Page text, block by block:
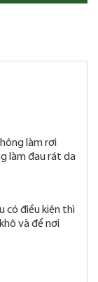
làm rơi
làm đau rát da
có điều kiện thì
và để nơi